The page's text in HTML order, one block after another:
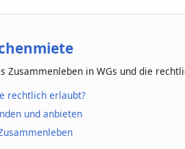
Zusammenleben in WGs und die
rechtlich erlaubt?
und anbieten